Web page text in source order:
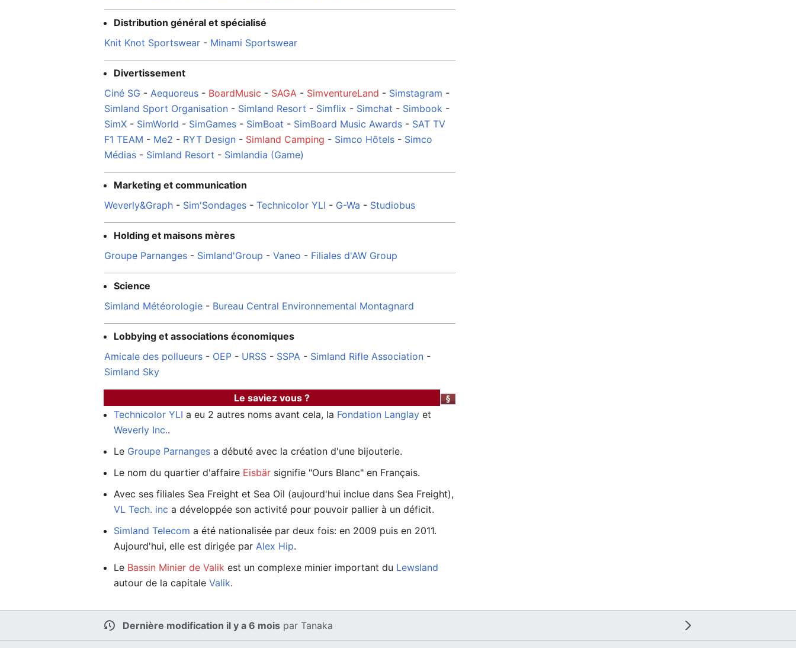
Distribution général et spécialisé
Knit Knot Sportswear - Minami Sportswear
Divertissement
Ciné SG -Aequoreus - BoardMusic - SAGA - SimventureLand - Simstagram -
Simland Sport Organisation - Simland Resort - Simflix - Simchat - Simbook -
SimX - SimWorld - SimGames - SimBoat - SimBoard Music Awards - SAT TV
F1 TEAM - Me2 - RYT Design - Simland Camping - Simco Hôtels - Simco
Médias - Simland Resort - Simlandia (Game)
Marketing et communication
Weverly&Graph - Sim'Sondages -Technicolor YLI - G-Wa - Studiobus
Holding et maisons mères
Groupe Parnanges - Simland'Group -Vaneo - Filiales d'AW Group
Science
Simland Météorologie - Bureau Central Environnemental Montagnard
Lobbying et associations économiques
Amicale des pollueurs - OEP - URSS - SSPA - Simland Rifle Association -
Simland Sky
Le saviez vous ?
Technicolor YLI a eu 2 autres noms avant cela, la Fondation Langlay et
Weverly Inc..
Le Groupe Parnanges a débuté avec la création d'une bijouterie.
Le nom du quartier d'affaire Eisbär signifie "Ours Blanc" en Français.
Avec ses filiales Sea Freight et Sea Oil (aujourd'hui inclue dans Sea Freight),
VL Tech. inc a développée son activité pour pouvoir pallier à un déficit.
Simland Telecom a été nationalisée par deux fois: en 2009 puis en 2011.
Aujourd'hui, elle est dirigée parAlex Hip.
Le Bassin Minier de Valik est un complexe minier important du Lewsland
autour de la capitaleValik.
Dernière modification il y a 6 mois par Tanaka